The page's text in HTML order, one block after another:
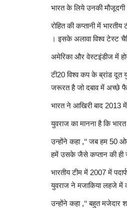
भारत के लिये उनकी मौजूदगी
रोहित की कप्तानी में
। इसके अलावा विश्व टेस्ट
अमेरिका और वेस्टइंडीज में
टी20 विश्व कप के ब्रांड दूत
जरूरत है जो दबाव में अच्छे
भारत ने आखिरी बाद 2013
युवराज का मानना है कि
उन्होंने कहा ,‘‘ जब हम 50
हमें उसके जैसे कप्तान की ही
भारतीय टीम में 2007 में
युवराज ने मजाकिया लहजे में
उन्होंने कहा ,‘‘ बहुत